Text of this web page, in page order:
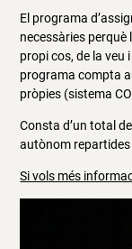
El programa
necessàries perquè
propi cos, de la veu
programa compta
pròpies (sistema
Consta d’un total
autònom repartides
Si vols més